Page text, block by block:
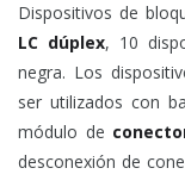
Dispositivos de
LC dúplex, 10
negra. Los
ser utilizados con
módulo de
desconexión de